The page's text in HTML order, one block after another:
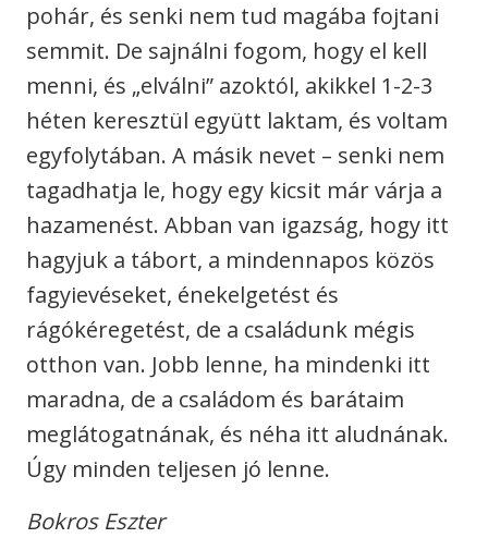
pohár, és senki nem tud magába fojtani
semmit. De sajnálni fogom, hogy el kell
menni, és „elválni” azoktól, akikkel 1-2-3
héten keresztül együtt laktam, és voltam
egyfolytában. A másik nevet – senki nem
tagadhatja le, hogy egy kicsit már várja a
hazamenést. Abban van igazság, hogy itt
hagyjuk a tábort, a mindennapos közös
fagyievéseket, énekelgetést és
rágókéregetést, de a családunk mégis
otthon van. Jobb lenne, ha mindenki itt
maradna, de a családom és barátaim
meglátogatnának, és néha itt aludnának.
Úgy minden teljesen jó lenne.
Bokros Eszter